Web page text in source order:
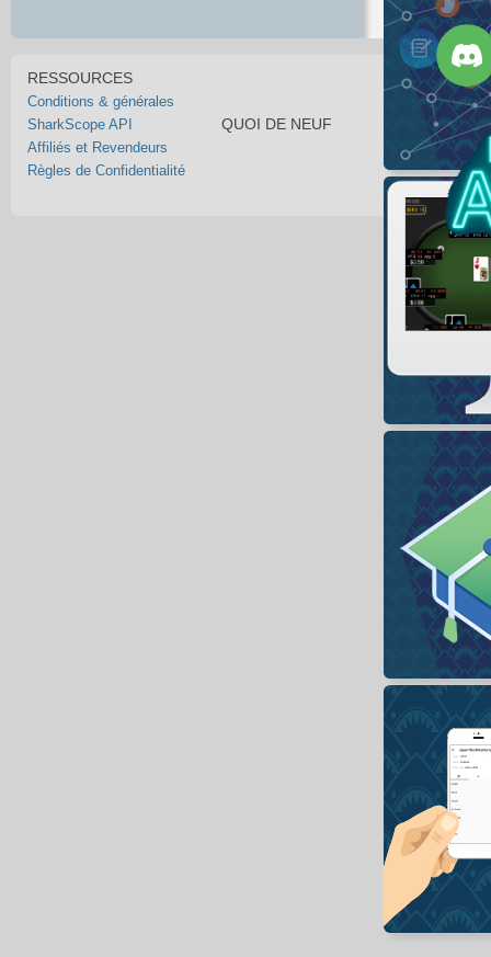
RESSOURCES
Conditions & générales
SharkScope API
Affiliés et Revendeurs
Règles de Confidentialité
QUOI DE NEUF